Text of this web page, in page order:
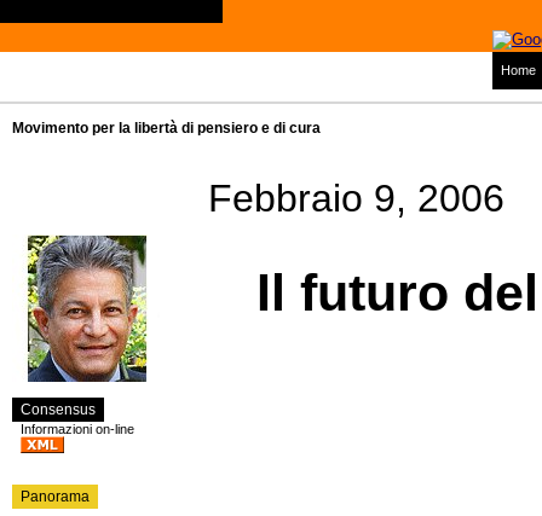
Home
Movimento per la libertà di pensiero e di cura
Consensus
Informazioni on-line
Panorama
Febbraio 9, 2006
Il futuro